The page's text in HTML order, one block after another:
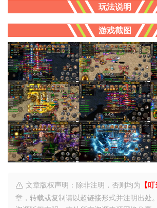
玩法说明
游戏截图
文章版权声明：除非注明，否则均为 【
章，转载或复制请以超链接形式并注明出处。